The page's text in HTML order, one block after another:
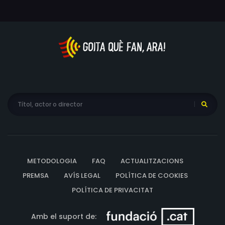
METODOLOGIA FAQ
ACTUALITZACIONS
PREMSA
AVÍS LEGAL
POLÍTICA DE COOKIES
POLÍTICA DE PRIVACITAT
Amb el suport de: